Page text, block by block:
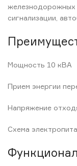
железнодорожных
сигнализации,
Мощность 10 кВА
Прием энергии
Напряжение
Схема